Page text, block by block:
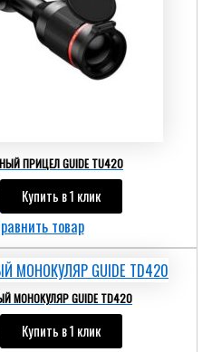
ПРИЦЕЛ GUIDE TU420
Купить в 1 клик
товар
МОНОКУЛЯР GUIDE TD420
Купить в 1 клик